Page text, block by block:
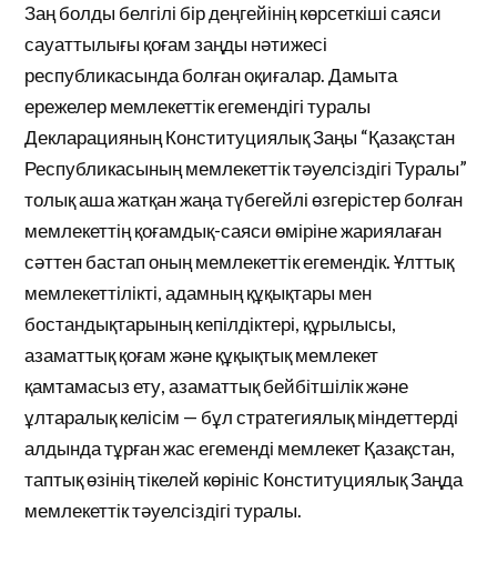
Заң болды белгілі бір деңгейінің көрсеткіші саяси
сауаттылығы қоғам заңды нәтижесі
республикасында болған оқиғалар. Дамыта
ережелер мемлекеттік егемендігі туралы
Декларацияның Конституциялық Заңы “Қазақстан
Республикасының мемлекеттік тәуелсіздігі Туралы”
толық аша жатқан жаңа түбегейлі өзгерістер болған
мемлекеттің қоғамдық-саяси өміріне жариялаған
сәттен бастап оның мемлекеттік егемендік. Ұлттық
мемлекеттілікті, адамның құқықтары мен
бостандықтарының кепілдіктері, құрылысы,
азаматтық қоғам және құқықтық мемлекет
қамтамасыз ету, азаматтық бейбітшілік және
ұлтаралық келісім — бұл стратегиялық міндеттерді
алдында тұрған жас егеменді мемлекет Қазақстан,
таптық өзінің тікелей көрініс Конституциялық Заңда
мемлекеттік тәуелсіздігі туралы.